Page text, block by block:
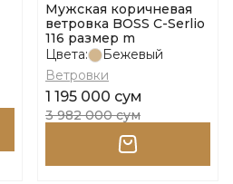
Мужская коричневая
ветровка BOSS C-Serlio
116 размер m
Цвета:
Бежевый
Ветровки
1 195 000 сум
3 982 000 сум